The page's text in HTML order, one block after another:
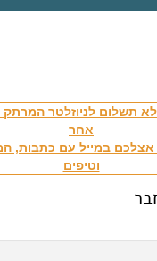
תשלום לניוזלטר
אחר
אצלכם במייל עם כתבות,
וטיפים